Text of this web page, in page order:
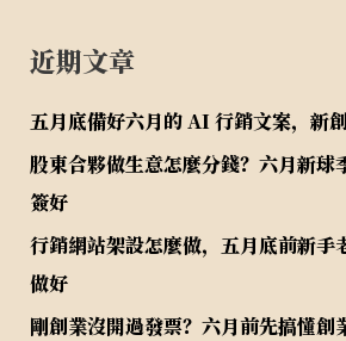
近期文章
五月底備好六月的 AI 行銷文案，新
股東合夥做生意怎麼分錢？六月新球
簽好
行銷網站架設怎麼做，五月底前新手
做好
剛創業沒開過發票？六月前先搞懂創